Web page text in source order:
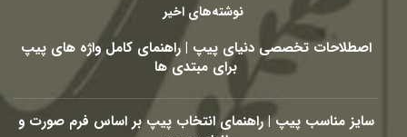
نوشته‌های اخیر
اصطلاحات تخصصی دنیای پیپ | راهنمای کامل واژه های پیپ
برای مبتدی ها
سایز مناسب پیپ | راهنمای انتخاب پیپ بر اساس فرم صورت و